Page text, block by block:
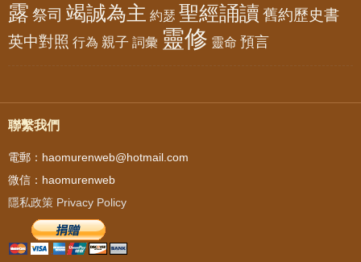
露 祭司 竭誠為主 約瑟 聖經誦讀 舊約歷史書
英中對照 行為 親子 詞彙 靈修 靈命 預言
聯繫我們
電郵：haomurenweb@hotmail.com
微信：haomurenweb
隱私政策 Privacy Policy